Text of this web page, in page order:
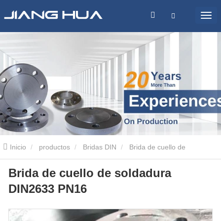
Inicio productos Bridas DIN
soldadura DIN2633 PN16
Brida de cuello de soldadura
DIN2633 PN16